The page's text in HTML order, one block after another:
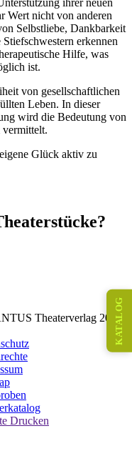
ihrer neuen
Wert nicht von anderen
Selbstliebe, Dankbarkeit
erkennen
Hilfe, was
ist.
von gesellschaftlichen
Leben. In dieser
wird die Bedeutung von
vermittelt.
Glück aktiv zu
Theaterverlag 2026
KATALOG